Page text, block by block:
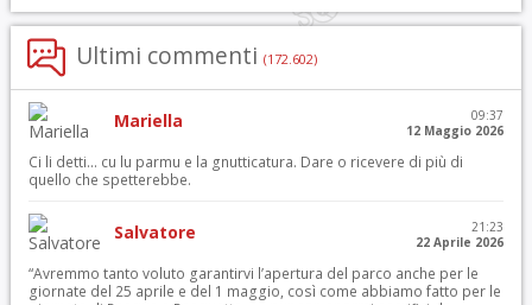
Ultimi commenti (172.602)
Mariella
09:37
12 Maggio 2026
Ci li detti… cu lu parmu e la gnutticatura. Dare o ricevere di più di
quello che spetterebbe.
Salvatore
21:23
22 Aprile 2026
“Avremmo tanto voluto garantirvi l’apertura del parco anche per le
giornate del 25 aprile e del 1 maggio, così come abbiamo fatto per le